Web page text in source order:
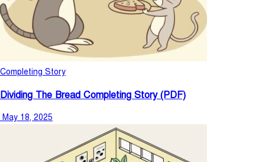
Completing Story
Dividing The Bread Completing Story (PDF)
May 18, 2025